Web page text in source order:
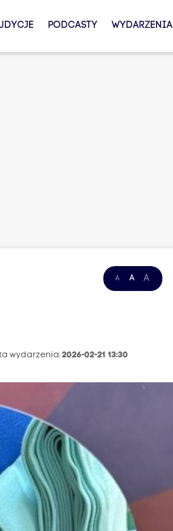
PODCASTY WYDARZENIA
A A A
wydarzenia:2026-02-21 13:30